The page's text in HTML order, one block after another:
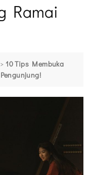
Ramai
>10 Tips Membuka